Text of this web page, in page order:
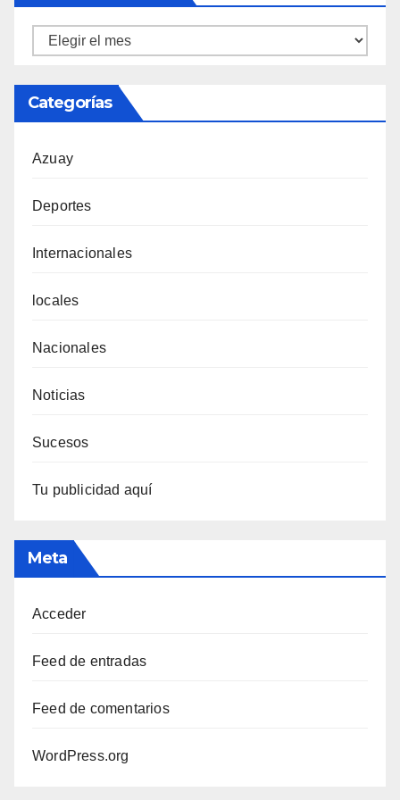
Ortiz
Categorías
Azuay
Deportes
Internacionales
locales
Nacionales
Noticias
Sucesos
Tu publicidad aquí
Meta
Acceder
Feed de entradas
Feed de comentarios
WordPress.org